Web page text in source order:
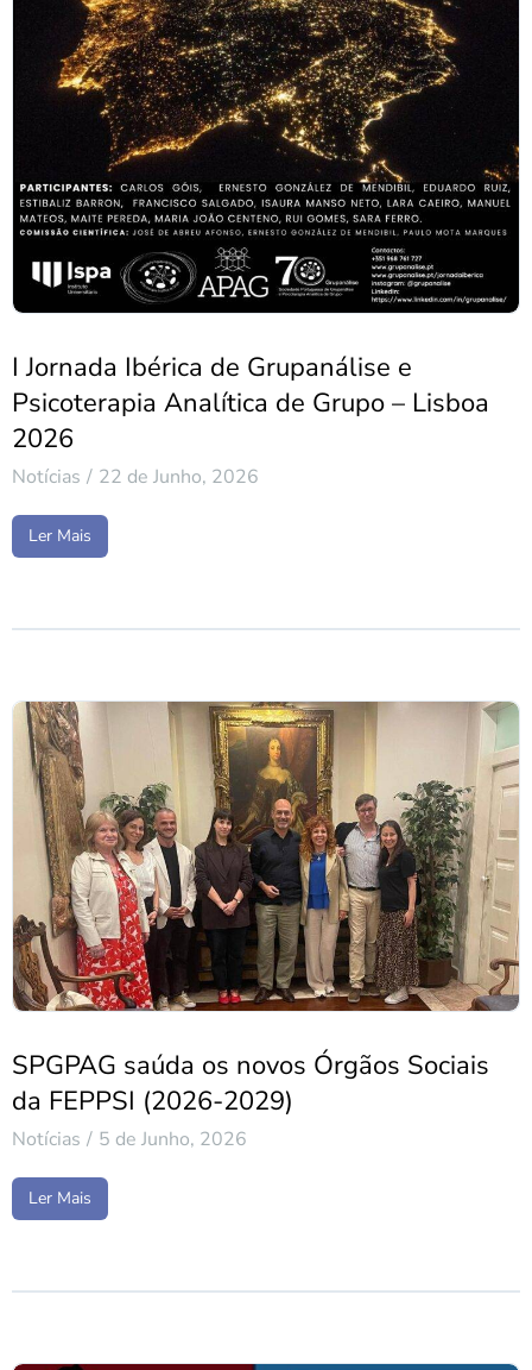
I Jornada Ibérica de Grupanálise e
Psicoterapia Analítica de Grupo – Lisboa
2026
Notícias 22 de Junho, 2026
Ler Mais
SPGPAG saúda os novos Órgãos Sociais
da FEPPSI (2026-2029)
Notícias 5 de Junho, 2026
Ler Mais